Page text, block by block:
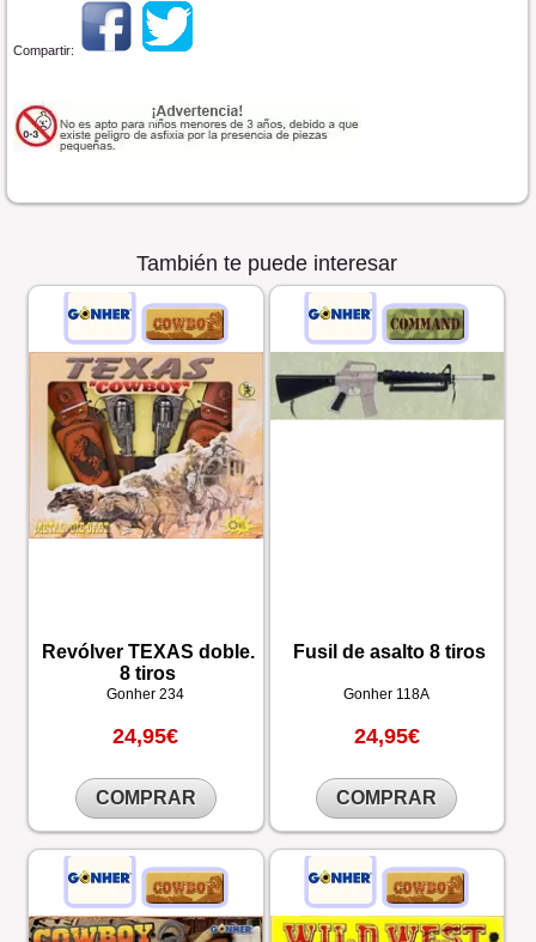
Compartir:
También te puede interesar
Revólver TEXAS doble.
8 tiros
Gonher 234
24,95€
COMPRAR
Fusil de asalto 8 tiros
Gonher 118A
24,95€
COMPRAR